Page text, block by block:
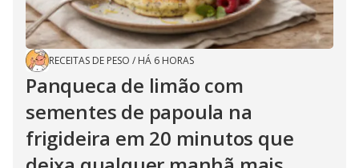
RECEITAS DE PESO / HÁ 6 HORAS
Panqueca de limão com
sementes de papoula na
frigideira em 20 minutos que